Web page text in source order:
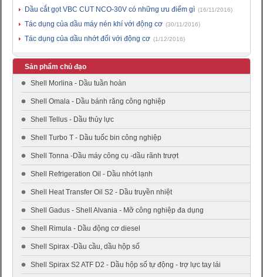
Dầu cắt gọt VBC CUT NCO-30V có những ưu điểm gì (16/11/2016)
Tác dụng của dầu máy nén khí với động cơ (30/11/2016)
Tác dụng của dầu nhớt đối với động cơ (1/12/2016)
Sản phẩm chủ đạo
Shell Morlina - Dầu tuần hoàn
Shell Omala - Dầu bánh răng công nghiệp
Shell Tellus - Dầu thủy lực
Shell Turbo T - Dầu tuốc bin công nghiệp
Shell Tonna -Dầu máy công cụ -dầu rãnh trượt
Shell Refrigeration Oil - Dầu nhớt lạnh
Shell Heat Transfer Oil S2 - Dầu truyền nhiệt
Shell Gadus - Shell Alvania - Mỡ công nghiệp đa dụng
Shell Rimula - Dầu động cơ diesel
Shell Spirax -Dầu cầu, dầu hộp số
Shell Spirax S2 ATF D2 - Dầu hộp số tự động - trợ lực tay lái